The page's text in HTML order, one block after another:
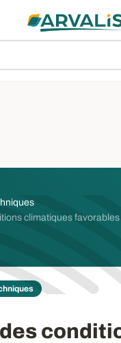
climatiques favorables